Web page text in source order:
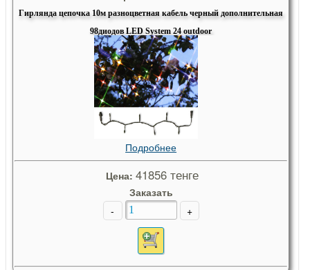
Гирлянда цепочка 10м разноцветная кабель черный дополнительная
98диодов LED System 24 outdoor
Подробнее
Цена: 41856 тенге
Заказать
-
+